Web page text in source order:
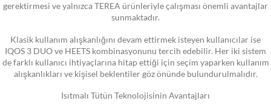
gerektirmesi ve yalnızca TEREA ürünleriyle çalışması önemli avantajlar
sunmaktadır.
Klasik kullanım alışkanlığını devam ettirmek isteyen kullanıcılar ise
IQOS 3 DUO ve HEETS kombinasyonunu tercih edebilir. Her iki sistem
de farklı kullanıcı ihtiyaçlarına hitap ettiği için seçim yaparken kullanım
alışkanlıkları ve kişisel beklentiler göz önünde bulundurulmalıdır.
Isıtmalı Tütün Teknolojisinin Avantajları